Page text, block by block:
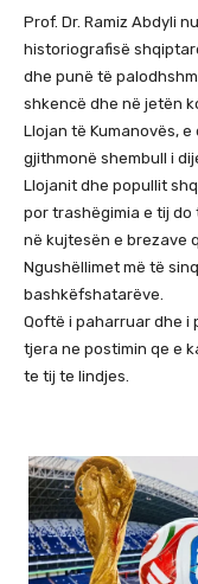
Prof. Dr. Ramiz Abdyli
historiografisë
dhe punë të
shkencë dhe në jetën
Llojan të Kumanovës,
gjithmonë shembull i
Llojanit dhe popullit
por trashëgimia e tij
në kujtesën e brezave
Ngushëllimet më të
bashkëfshatarëve.
Qoftë i paharruar dhe i
tjera ne postimin qe e
te tij te lindjes.